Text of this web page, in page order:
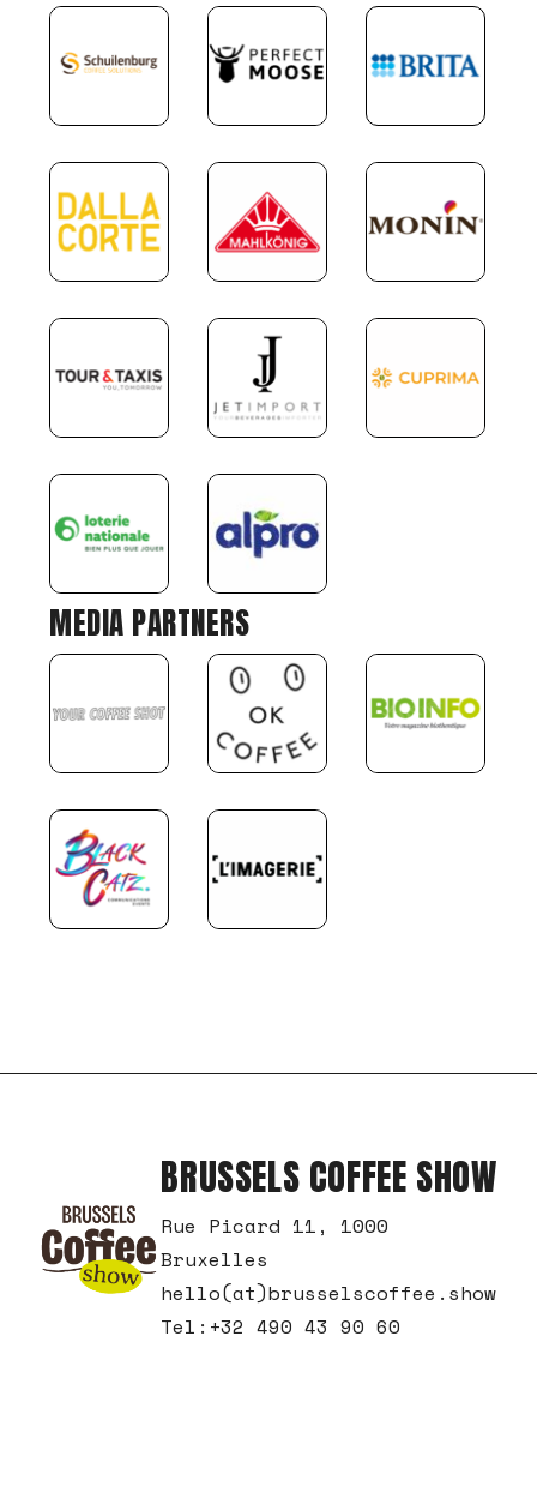
MEDIA PARTNERS
BRUSSELS COFFEE SHOW
Rue Picard 11, 1000
Bruxelles
hello(at)brusselscoffee.show
Tel:+32 490 43 90 60